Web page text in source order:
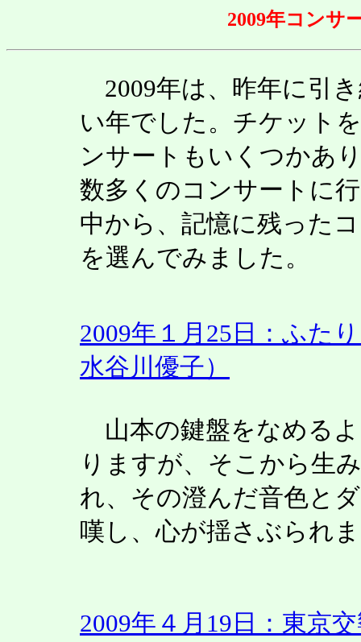
2009年コンサ
2009年は、昨年に引
い年でした。チケット
ンサートもいくつかあ
数多くのコンサートに
中から、記憶に残った
を選んでみました。
2009年１月25日：ふた
水谷川優子）
山本の鍵盤をなめる
りますが、そこから生
れ、その澄んだ音色と
嘆し、心が揺さぶられ
2009年４月19日：東京